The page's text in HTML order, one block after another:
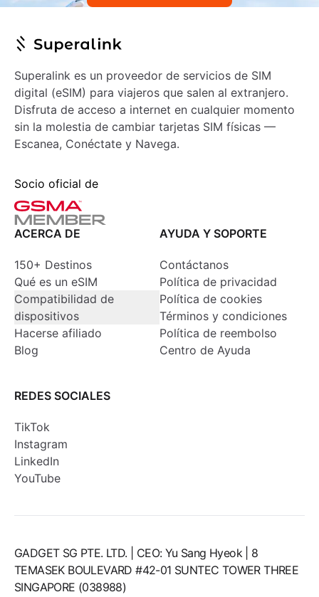
Superalink es un proveedor de servicios de SIM
digital (eSIM) para viajeros que salen al extranjero.
Disfruta de acceso a internet en cualquier momento
sin la molestia de cambiar tarjetas SIM físicas —
Escanea, Conéctate y Navega.
Socio oficial de
ACERCA DE
150+ Destinos
Qué es un eSIM
Compatibilidad de
dispositivos
Hacerse afiliado
Blog
AYUDA Y SOPORTE
Contáctanos
Política de privacidad
Política de cookies
Términos y condiciones
Política de reembolso
Centro de Ayuda
REDES SOCIALES
TikTok
Instagram
LinkedIn
YouTube
GADGET SG PTE. LTD. | CEO: Yu Sang Hyeok | 8
TEMASEK BOULEVARD #42-01 SUNTEC TOWER THREE
SINGAPORE (038988)